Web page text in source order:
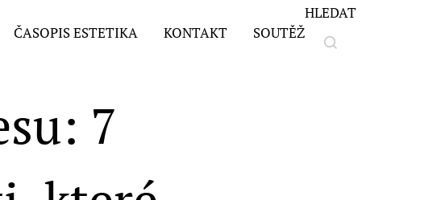
ČASOPIS ESTETIKA KONTAKT SOUTĚŽ
HLEDAT
7